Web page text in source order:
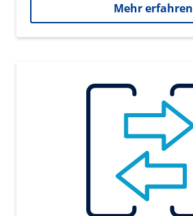
Mehr erfahren